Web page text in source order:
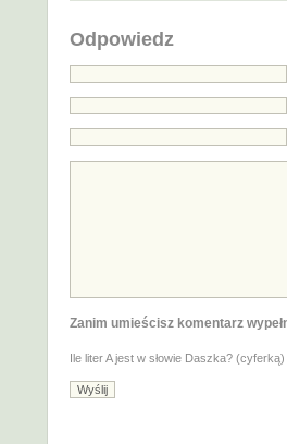
Odpowiedz
Zanim umieścisz komentarz
Ile liter A jest w słowie Daszka? (cyferką)